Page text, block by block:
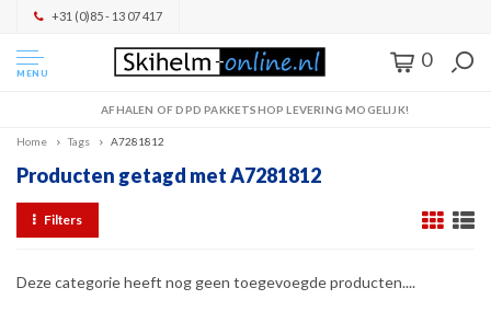
+31 (0)85 - 13 07 417
MENU
0
AFHALEN OF DPD PAKKETSHOP LEVERING MOGELIJK!
Home Tags A7281812
Producten getagd met A7281812
Filters
Deze categorie heeft nog geen toegevoegde producten....